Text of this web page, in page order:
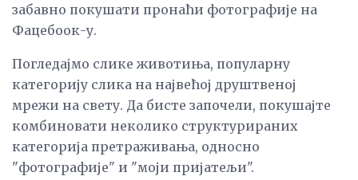
забавно покушати пронаћи фотографије на
Фацебоок-у.
Погледајмо слике животиња, популарну
категорију слика на највећој друштвеној
мрежи на свету. Да бисте започели, покушајте
комбиновати неколико структурираних
категорија претраживања, односно
"фотографије" и "моји пријатељи".